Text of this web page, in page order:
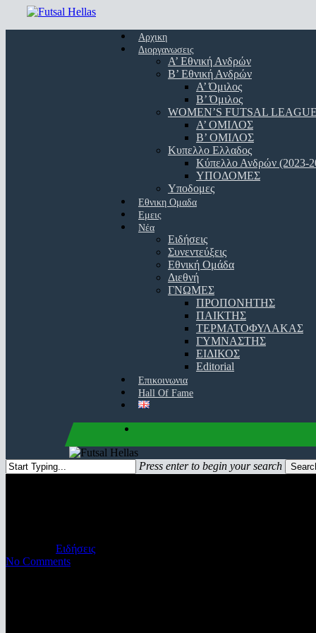
Αρχικη
Διοργανωσεις
Α’ Εθνική Ανδρών
Β’ Εθνική Ανδρών
A’ Όμιλος
Β’ Όμιλος
WOMEN’S FUTSAL LEAGUE
A’ ΟΜΙΛΟΣ
Β’ ΟΜΙΛΟΣ
Κυπελλο Ελλαδος
Κύπελλο Ανδρών (2023-
ΥΠΟΔΟΜΕΣ
Υποδομες
Εθνικη Ομαδα
Εμεις
Νέα
Ειδήσεις
Συνεντεύξεις
Εθνική Ομάδα
Διεθνή
ΓΝΩΜΕΣ
ΠΡΟΠΟΝΗΤΗΣ
ΠΑΙΚΤΗΣ
ΤΕΡΜΑΤΟΦΥΛΑΚΑΣ
ΓΥΜΝΑΣΤΗΣ
ΕΙΔΙΚΟΣ
Editorial
Επικοινωνια
Hall Of Fame
Press enter to begin your search
Ειδήσεις
No Comments